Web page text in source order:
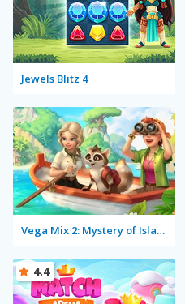
Jewels Blitz 4
Vega Mix 2: Mystery of Island
4.4